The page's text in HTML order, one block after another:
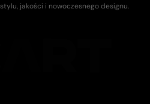
jakości i nowoczesnego designu.